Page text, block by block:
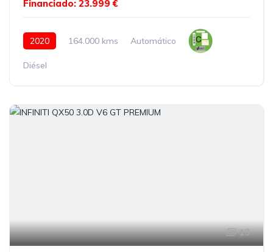
Financiado: 23.999 €
2020 164.000 kms Automático
Diésel
13